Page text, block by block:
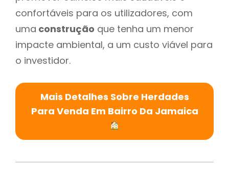
confortáveis para os utilizadores, com
uma construção que tenha um menor
impacte ambiental, a um custo viável para
o investidor.
Mais Detalhes Sobre Herdades
Para Venda Em Bairro Da Jamaica